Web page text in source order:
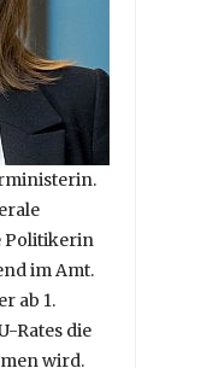
Politikerin
im Amt.
ab 1.
Rates die
wird.